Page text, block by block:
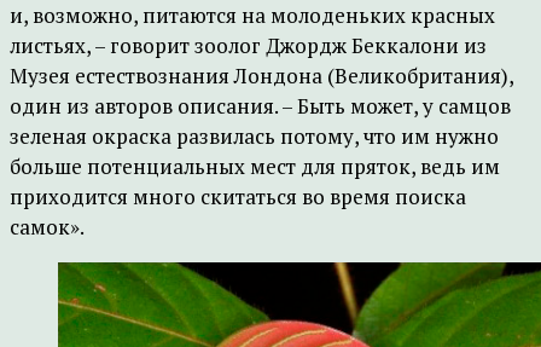
и, возможно, питаются на молоденьких красных
листьях, – говорит зоолог Джордж Беккалони из
Музея естествознания Лондона (Великобритания),
один из авторов описания. – Быть может, у самцов
зеленая окраска развилась потому, что им нужно
больше потенциальных мест для пряток, ведь им
приходится много скитаться во время поиска
самок».